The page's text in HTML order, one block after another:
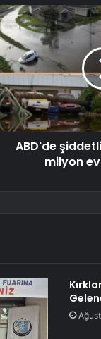
ABD'de şiddetli
milyon